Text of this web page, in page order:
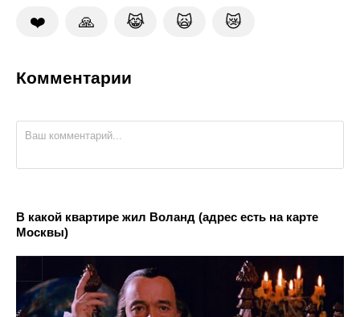
❤️ 🙏 😹 🙀 😿
Комментарии
В какой квартире жил Воланд (адрес есть на карте
Москвы)